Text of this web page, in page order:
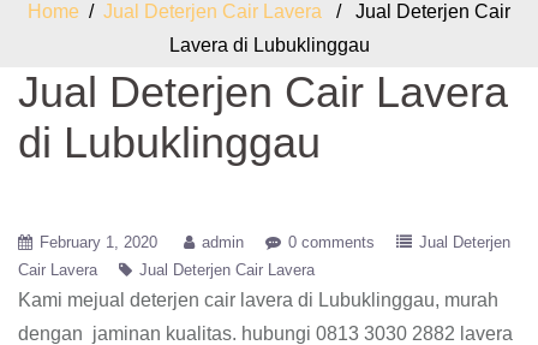
Home / Jual Deterjen Cair Lavera / Jual Deterjen Cair
Lavera di Lubuklinggau
Jual Deterjen Cair Lavera
di Lubuklinggau
February 1, 2020 admin 0 comments
Jual Deterjen
Cair Lavera
Jual Deterjen Cair Lavera
Kami mejual deterjen cair lavera di Lubuklinggau, murah
dengan jaminan kualitas. hubungi 0813 3030 2882 lavera